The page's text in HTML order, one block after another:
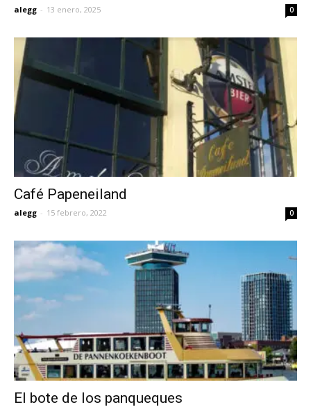
alegg - 13 enero, 2025 0
Café Papeneiland
alegg - 15 febrero, 2022 0
El bote de los panqueques